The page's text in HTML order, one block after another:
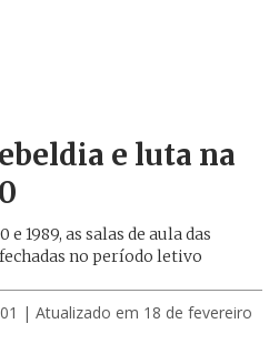
e luta na
1989, as salas de aula das
no período letivo
| Atualizado em 18 de fevereiro